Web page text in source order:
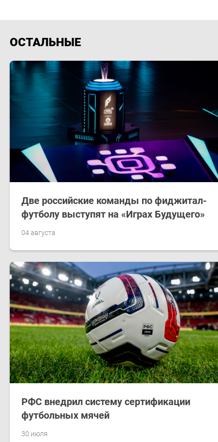
ОСТАЛЬНЫЕ
04 августа
Две российские команды по фиджитал-
футболу выступят на «Играх Будущего»
30 июля
РФС внедрил систему сертификации
футбольных мячей